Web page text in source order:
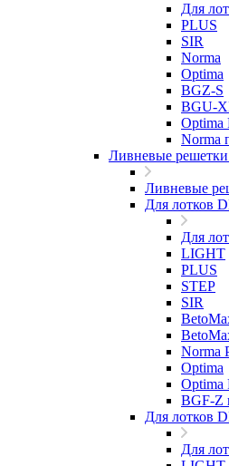
Для
PLUS
SIR
Norma
Optima
BGZ-S
BGU-
Optima
Norma
Ливневые решетки
Ливневые
Для лотков
Для
LIGHT
PLUS
STEP
SIR
Norma
Optima
Optima
BGF-Z
Для лотков
Для